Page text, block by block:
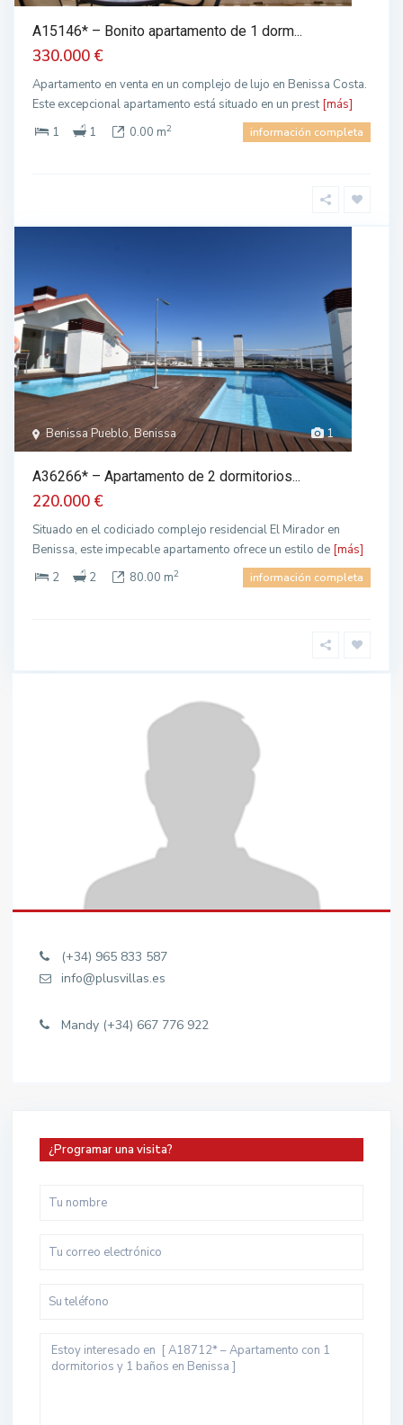
A15146* – Bonito apartamento de 1 dorm...
330.000 €
Apartamento en venta en un complejo de lujo en Benissa Costa.
Este excepcional apartamento está situado en un prest [más]
1
1 0.00 m2 información completa
1
Benissa Pueblo, Benissa
A36266* – Apartamento de 2 dormitorios...
220.000 €
Situado en el codiciado complejo residencial El Mirador en
Benissa, este impecable apartamento ofrece un estilo de [más]
2
2 80.00 m2 información completa
(+34) 965 833 587
info@plusvillas.es
Mandy (+34) 667 776 922
¿Programar una visita?